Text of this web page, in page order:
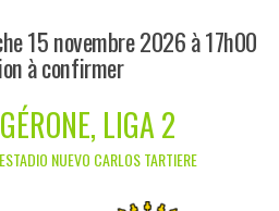
15 novembre 2026 à 17h00
à confirmer
LIGA 2
NUEVO CARLOS TARTIERE